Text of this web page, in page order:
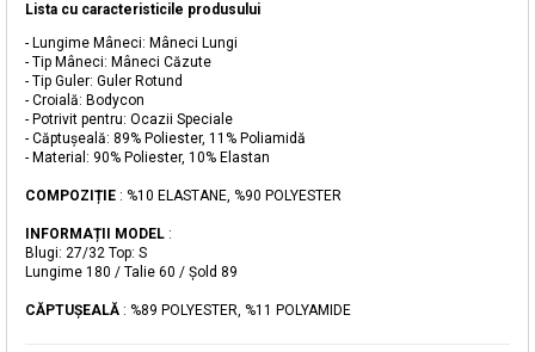
Lista cu caracteristicile produsului
- Lungime Mâneci: Mâneci Lungi
- Tip Mâneci: Mâneci Căzute
- Tip Guler: Guler Rotund
- Croială: Bodycon
- Potrivit pentru: Ocazii Speciale
- Căptușeală: 89% Poliester, 11% Poliamidă
- Material: 90% Poliester, 10% Elastan
COMPOZIȚIE : %10 ELASTANE, %90 POLYESTER
INFORMAȚII MODEL :
Blugi: 27/32 Top: S
Lungime 180 / Talie 60 / Şold 89
CĂPTUŞEALĂ : %89 POLYESTER, %11 POLYAMIDE
Magazinele noastre
Puteți ajunge la magazinul KOTON pe care îl căutați
selectând informațiile despre țară și oraș.
Selecteaza țara
Selectați Judet
Alertă de stoc
vom trimite o notificare la adresa
Închide
Adăugat în coș
Mergi la coș